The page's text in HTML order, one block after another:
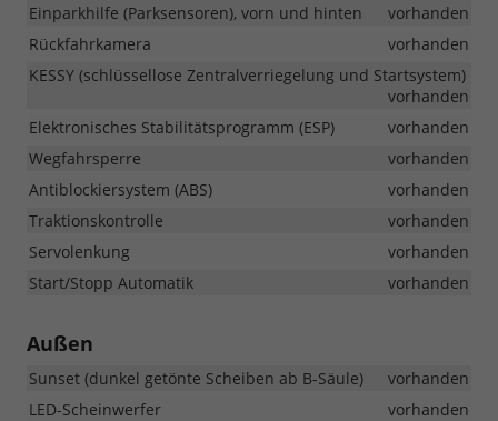
Einparkhilfe (Parksensoren), vorn und hinten
vorhanden
Rückfahrkamera
vorhanden
KESSY (schlüssellose Zentralverriegelung und Startsystem)
vorhanden
Elektronisches Stabilitätsprogramm (ESP)
vorhanden
Wegfahrsperre
vorhanden
Antiblockiersystem (ABS)
vorhanden
Traktionskontrolle
vorhanden
Servolenkung
vorhanden
Start/Stopp Automatik
vorhanden
Außen
Sunset (dunkel getönte Scheiben ab B-Säule)
vorhanden
LED-Scheinwerfer
vorhanden